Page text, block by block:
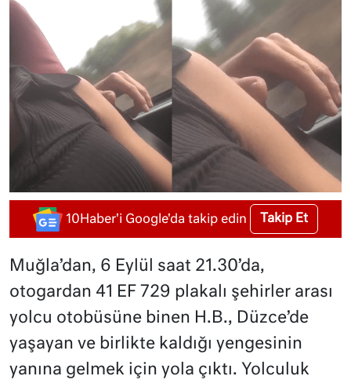
10Haber'i Google'da takip edin Takip Et
Muğla’dan, 6 Eylül saat 21.30’da,
otogardan 41 EF 729 plakalı şehirler arası
yolcu otobüsüne binen H.B., Düzce’de
yaşayan ve birlikte kaldığı yengesinin
yanına gelmek için yola çıktı. Yolculuk